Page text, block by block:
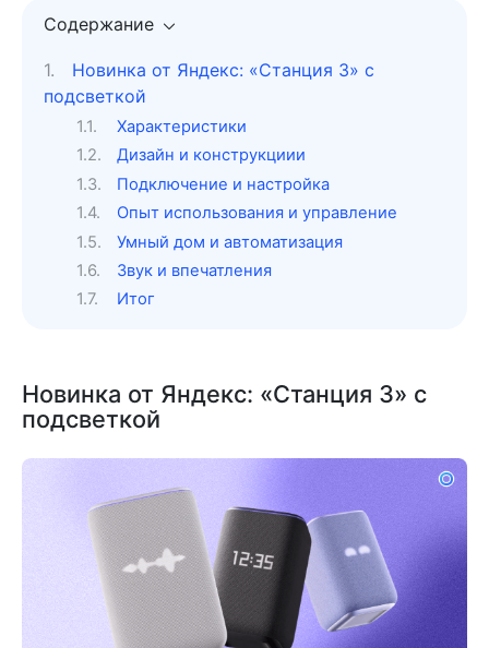
Содержание
Новинка от Яндекс: «Станция 3» с
подсветкой
Характеристики
Дизайн и конструкциии
Подключение и настройка
Опыт использования и управление
Умный дом и автоматизация
Звук и впечатления
Итог
Новинка от Яндекс: «Станция 3» с
подсветкой